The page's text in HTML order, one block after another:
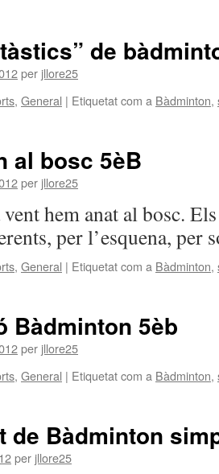
de
per jllore25
, General | Etiquetat com a Bàdminton,
al bosc 5èB
per jllore25
hem anat al bosc.
per l’esquena, per
, General | Etiquetat com a Bàdminton,
Bàdminton 5èb
per jllore25
, General | Etiquetat com a Bàdminton,
de Bàdminton
per jllore25